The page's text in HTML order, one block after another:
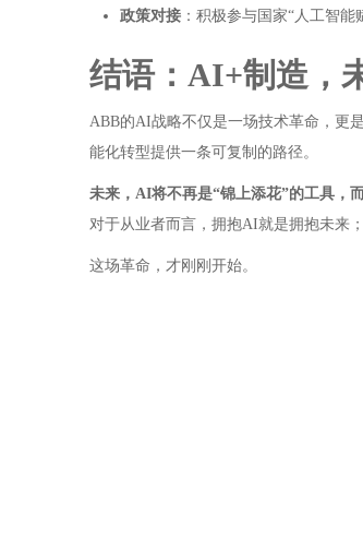
政策对接 ：积极参与国家“人工智
结语：AI+制造，
ABB的AI战略不仅是一场技术革命，更
能化转型提供一条可复制的路径。
未来，AI将不再是“锦上添花”的工具，
对于从业者而言，拥抱AI就是拥抱未来
这场革命，才刚刚开始。